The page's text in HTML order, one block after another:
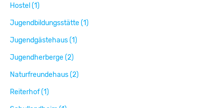
Hostel (1)
Jugendbildungsstätte (1)
Jugendgästehaus (1)
Jugendherberge (2)
Naturfreundehaus (2)
Reiterhof (1)